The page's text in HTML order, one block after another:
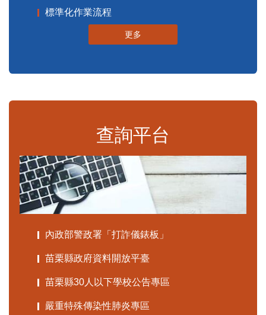
標準化作業流程
更多
查詢平台
內政部警政署「打詐儀錶板」
苗栗縣政府資料開放平臺
苗栗縣30人以下學校公告專區
嚴重特殊傳染性肺炎專區